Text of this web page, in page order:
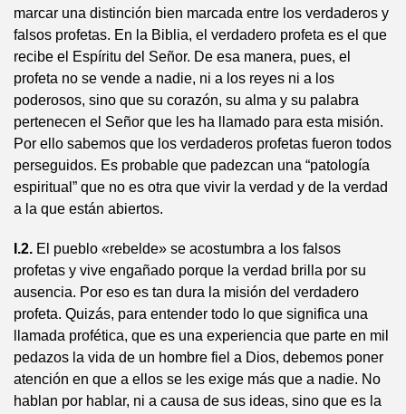
marcar una distinción bien marcada entre los verdaderos y
falsos profetas. En la Biblia, el verdadero profeta es el que
recibe el Espíritu del Señor. De esa manera, pues, el
profeta no se vende a nadie, ni a los reyes ni a los
poderosos, sino que su corazón, su alma y su palabra
pertenecen el Señor que les ha llamado para esta misión.
Por ello sabemos que los verdaderos profetas fueron todos
perseguidos. Es probable que padezcan una “patología
espiritual” que no es otra que vivir la verdad y de la verdad
a la que están abiertos.
I.2. El pueblo «rebelde» se acostumbra a los falsos
profetas y vive engañado porque la verdad brilla por su
ausencia. Por eso es tan dura la misión del verdadero
profeta. Quizás, para entender todo lo que significa una
llamada profética, que es una experiencia que parte en mil
pedazos la vida de un hombre fiel a Dios, debemos poner
atención en que a ellos se les exige más que a nadie. No
hablan por hablar, ni a causa de sus ideas, sino que es la